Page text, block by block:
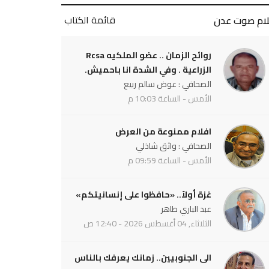
صوت عدن قائمة الكتاب
روائح الزمان .. عضو الملكيه Rcsa
الزراعية . وفي الشدة انا باحميش.
الصحافي : عوض سالم ربيع
الأمس - الساعة 10:03 م
افلام ممنوعة من العرض
الصحافي : واثق شاذلي
الأمس - الساعة 09:59 م
غزة أولاً.. «حافظوا على إنسانيتكم»
عبد الباري طاهر
الثلاثاء, 04 أغسطس 2026 - 12:40 ص
الى الجنوبيين.. زمانك يعرفك بالناس